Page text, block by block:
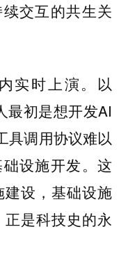
交互的共生关
实时上演。以
最初是想开发AI
具调用协议难以
设施开发。这
设，基础设施
是科技史的永